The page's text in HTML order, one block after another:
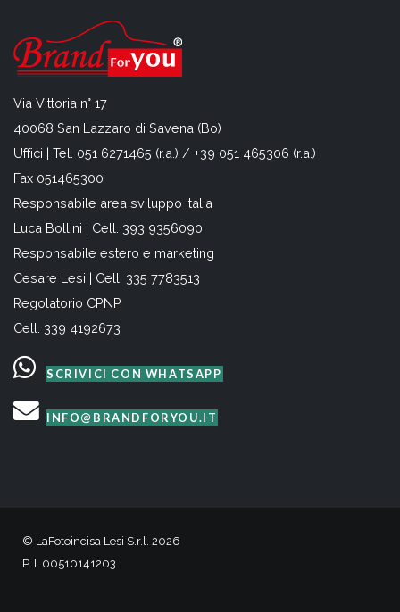
Via Vittoria n° 17
40068 San Lazzaro di Savena (Bo)
Uffici | Tel. 051 6271465 (r.a.) / +39 051 465306 (r.a.)
Fax 051465300
Responsabile area sviluppo Italia
Luca Bollini | Cell. 393 9356090
Responsabile estero e marketing
Cesare Lesi | Cell. 335 7783513
Regolatorio CPNP
Cell. 339 4192673
SCRIVICI CON WHATSAPP
INFO@BRANDFORYOU.IT
© LaFotoincisa Lesi S.r.l. 2026
P. I. 00510141203